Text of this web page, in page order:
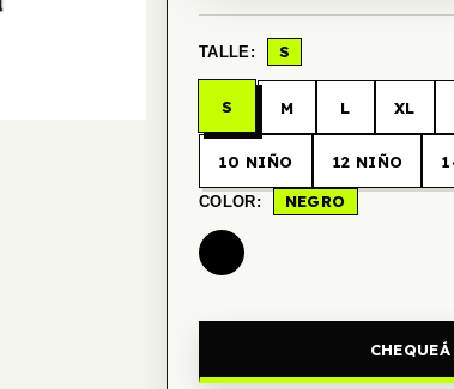
TALLE: S
S M L XL
10 NIÑO 12 NIÑO
COLOR: NEGRO